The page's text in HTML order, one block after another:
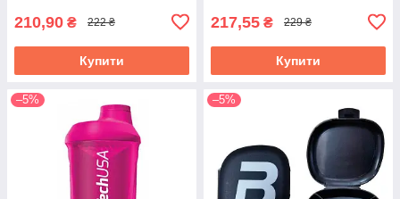
210,90 ₴ 222 ₴
Купити
217,55 ₴ 229 ₴
Купити
–5% –5%